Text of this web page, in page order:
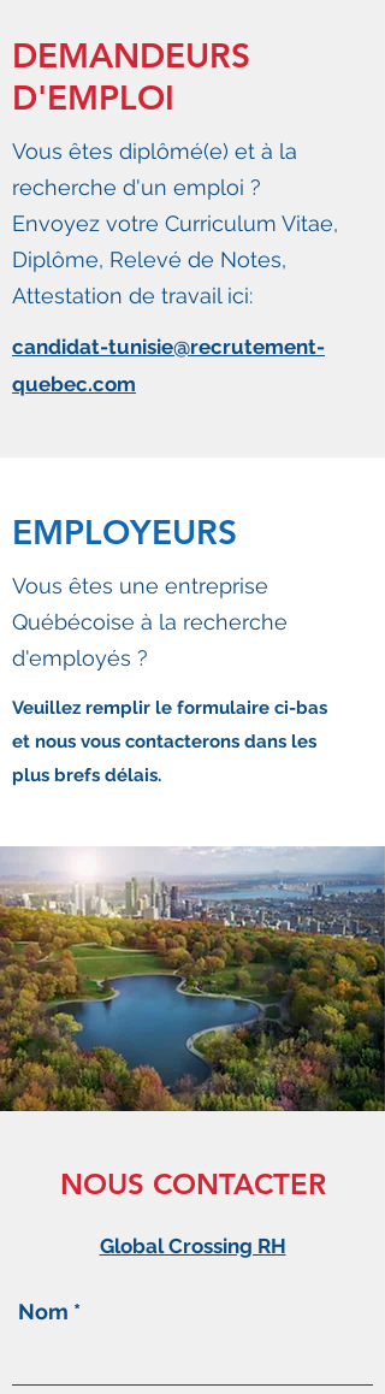
DEMANDEURS
D'EMPLOI
Vous êtes diplômé(e) et à la
recherche d'un emploi ?
Envoyez votre Curriculum Vitae,
Diplôme, Relevé de Notes,
Attestation de travail ici:
candidat-tunisie@recrutement-
quebec.com
EMPLOYEURS
Vous êtes une entreprise
Québécoise à la recherche
d'employés ?
Veuillez remplir le formulaire ci-bas
et nous vous contacterons dans les
plus brefs délais.
NOUS CONTACTER
Global Crossing RH
Nom